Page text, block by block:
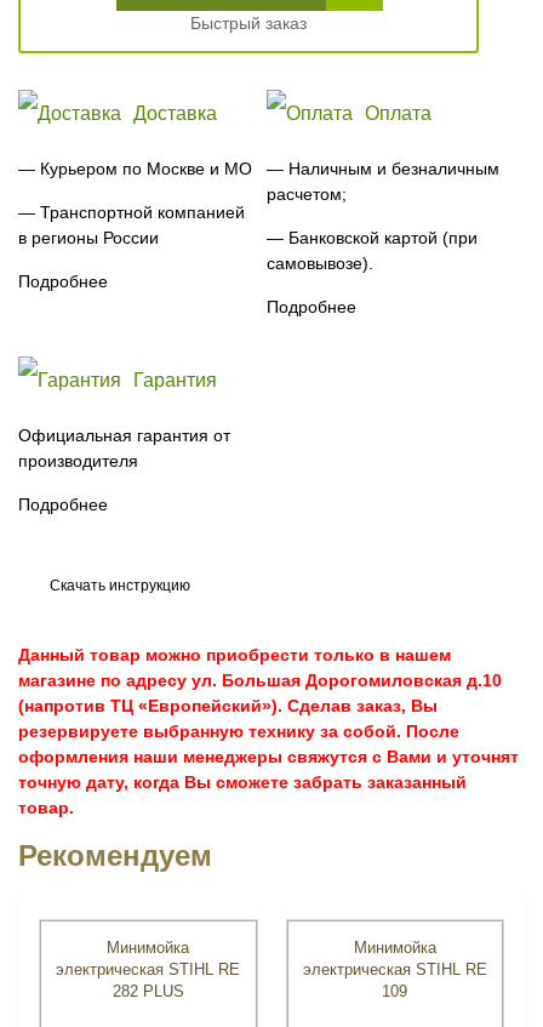
Быстрый заказ
Доставка
— Курьером по Москве и МО
— Транспортной компанией
в регионы России
Подробнее
Оплата
— Наличным и безналичным
расчетом;
— Банковской картой (при
самовывозе).
Подробнее
Гарантия
Официальная гарантия от
производителя
Подробнее
Скачать инструкцию
Данный товар можно приобрести только в нашем
магазине по адресу ул. Большая Дорогомиловская д.10
(напротив ТЦ «Европейский»). Сделав заказ, Вы
резервируете выбранную технику за собой. После
оформления наши менеджеры свяжутся с Вами и уточнят
точную дату, когда Вы сможете забрать заказанный
товар.
Рекомендуем
Минимойка
электрическая STIHL RE
282 PLUS
Минимойка
электрическая STIHL RE
109